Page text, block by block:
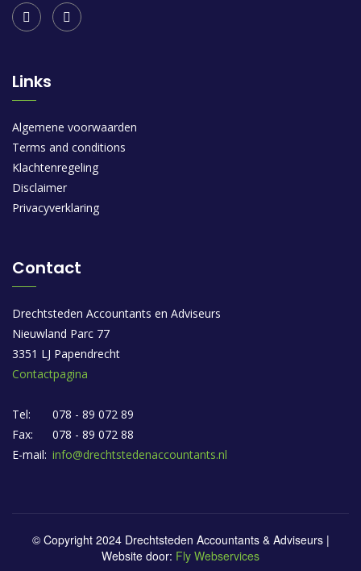
Links
Algemene voorwaarden
Terms and conditions
Klachtenregeling
Disclaimer
Privacyverklaring
Contact
Drechtsteden Accountants en Adviseurs
Nieuwland Parc 77
3351 LJ Papendrecht
Contactpagina
Tel:
078 - 89 072 89
Fax:
078 - 89 072 88
E-mail: info@drechtstedenaccountants.nl
© Copyright 2024 Drechtsteden Accountants & Adviseurs |
Website door: Fly Webservices